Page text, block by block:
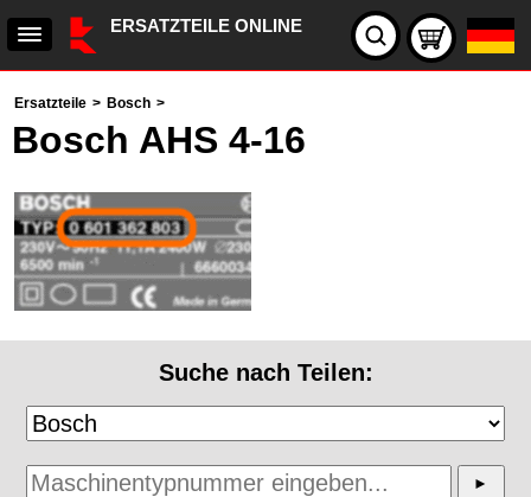
ERSATZTEILE ONLINE
Ersatzteile > Bosch >
Bosch AHS 4-16
Suche nach Teilen: